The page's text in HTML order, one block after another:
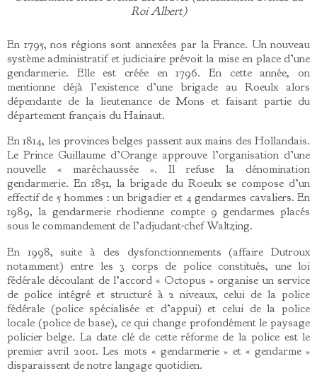
Roi Albert)
En 1795, nos régions sont annexées par la France. Un nouveau
système administratif et judiciaire prévoit la mise en place d’une
gendarmerie. Elle est créée en 1796. En cette année, on
mentionne déjà l’existence d’une brigade au Roeulx alors
dépendante de la lieutenance de Mons et faisant partie du
département français du Hainaut.
En 1814, les provinces belges passent aux mains des Hollandais.
Le Prince Guillaume d’Orange approuve l’organisation d’une
nouvelle « maréchaussée ». Il refuse la dénomination
gendarmerie. En 1851, la brigade du Roeulx se compose d’un
effectif de 5 hommes : un brigadier et 4 gendarmes cavaliers. En
1989, la gendarmerie rhodienne compte 9 gendarmes placés
sous le commandement de l’adjudant-chef Waltzing.
En 1998, suite à des dysfonctionnements (affaire Dutroux
notamment) entre les 3 corps de police constitués, une loi
fédérale découlant de l’accord « Octopus » organise un service
de police intégré et structuré à 2 niveaux, celui de la police
fédérale (police spécialisée et d’appui) et celui de la police
locale (police de base), ce qui change profondément le paysage
policier belge. La date clé de cette réforme de la police est le
premier avril 2001. Les mots « gendarmerie » et « gendarme »
disparaissent de notre langage quotidien.